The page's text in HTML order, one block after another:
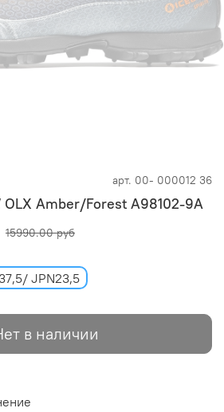
арт. 00- 000012 36
OLX Amber/Forest A98102-9A
15990.00 руб
JPN23,5
в наличии